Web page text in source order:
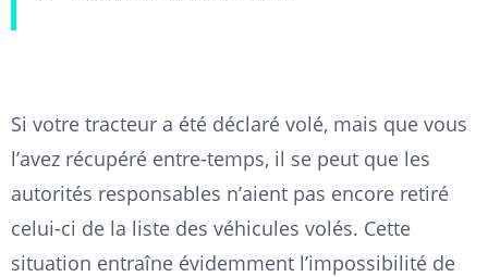
Si votre tracteur a été déclaré volé, mais que vous
l’avez récupéré entre-temps, il se peut que les
autorités responsables n’aient pas encore retiré
celui-ci de la liste des véhicules volés. Cette
situation entraîne évidemment l’impossibilité de